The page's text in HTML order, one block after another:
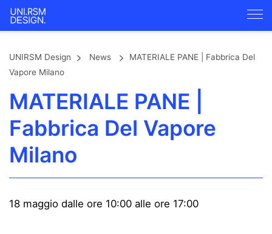
UNIRSM Design News
MATERIALE PANE | Fabbrica Del
Vapore Milano
MATERIALE PANE |
Fabbrica Del Vapore
Milano
18 maggio dalle ore 10:00 alle ore 17:00